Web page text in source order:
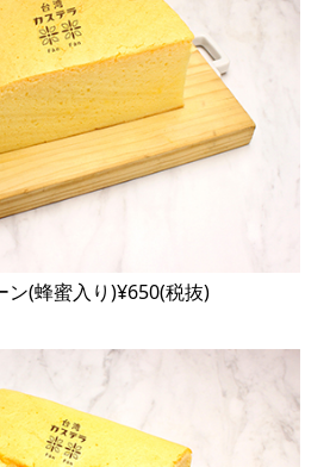
ン(蜂蜜入り)¥650(税抜)